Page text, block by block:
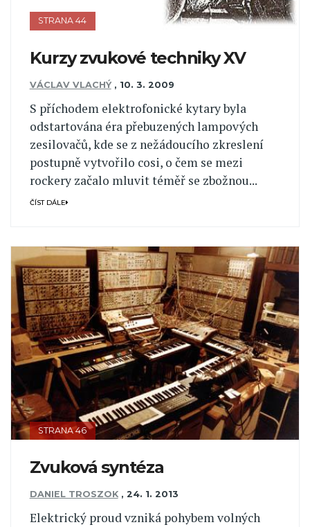
STRANA 44
Kurzy zvukové techniky XV
VÁCLAV VLACHÝ , 10. 3. 2009
S příchodem elektrofonické kytary byla
odstartována éra přebuzených lampových
zesilovačů, kde se z nežádoucího zkreslení
postupně vytvořilo cosi, o čem se mezi
rockery začalo mluvit téměř se zbožnou...
ČÍST DÁLE
STRANA 46
Zvuková syntéza
DANIEL TROSZOK , 24. 1. 2013
Elektrický proud vzniká pohybem volných